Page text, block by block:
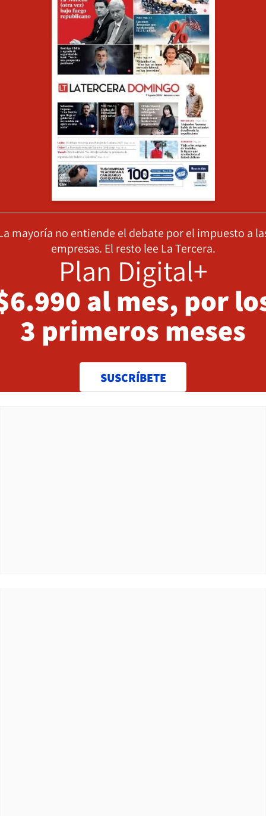
mayoría no entiende el debate por el impuesto a
empresas. El resto lee La Tercera.
Plan Digital+
al mes, por
3 primeros meses
SUSCRÍBETE